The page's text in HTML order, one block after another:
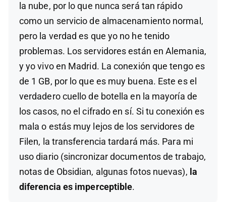
la nube, por lo que nunca será tan rápido
como un servicio de almacenamiento normal,
pero la verdad es que yo no he tenido
problemas. Los servidores están en Alemania,
y yo vivo en Madrid. La conexión que tengo es
de 1 GB, por lo que es muy buena. Este es el
verdadero cuello de botella en la mayoría de
los casos, no el cifrado en sí. Si tu conexión es
mala o estás muy lejos de los servidores de
Filen, la transferencia tardará más. Para mi
uso diario (sincronizar documentos de trabajo,
notas de Obsidian, algunas fotos nuevas), la
diferencia es imperceptible.